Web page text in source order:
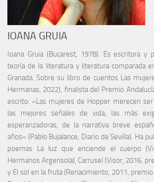
IOANA GRUIA
Ioana Gruia (Bucarest, 1978). Es escritora y
teoría de la literatura y literatura comparada
Granada. Sobre su libro de cuentos Las
Hermanas, 2022), finalista del Premio
escrito: «Las mujeres de Hopper merecen
las mejores señales de vida, las más
esperanzadoras, de la narrativa breve
años» (Pablo Bujalance, Diario de Sevilla). Ha
poemas La luz que enciende el cuerpo
Hermanos Argensola), Carrusel (Visor, 2016,
y El sol en la fruta (Renacimiento, 2011, premio